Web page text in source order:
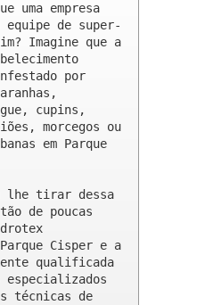
uma empresa
equipe de super-
Imagine que a
por
cupins,
morcegos ou
em Parque
lhe tirar dessa
de poucas
Cisper e a
qualificada
técnicas de